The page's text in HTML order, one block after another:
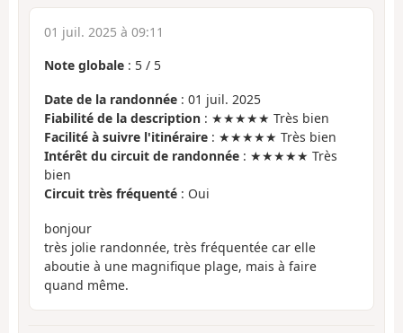
01 juil. 2025 à 09:11
Note globale : 5 / 5
Date de la randonnée : 01 juil. 2025
Fiabilité de la description : ★★★★★ Très bien
Facilité à suivre l'itinéraire : ★★★★★ Très bien
Intérêt du circuit de randonnée : ★★★★★ Très
bien
Circuit très fréquenté : Oui
bonjour
très jolie randonnée, très fréquentée car elle
aboutie à une magnifique plage, mais à faire
quand même.